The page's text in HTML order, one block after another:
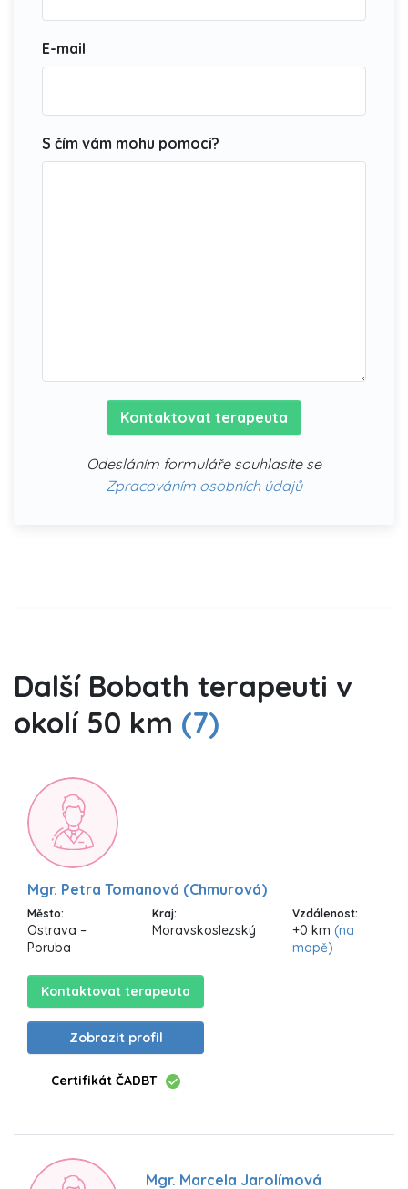
E-mail
S čím vám mohu pomoci?
Kontaktovat terapeuta
Odesláním formuláře souhlasíte se
Zpracováním osobních údajů
Další Bobath terapeuti v
okolí 50 km (7)
Mgr. Petra Tomanová (Chmurová)
Město:
Ostrava –
Poruba
Kraj:
Moravskoslezský
Vzdálenost:
+0 km (na
mapě)
Kontaktovat terapeuta
Zobrazit profil
Certifikát ČADBT
Mgr. Marcela Jarolímová